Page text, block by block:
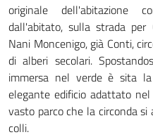
originale dell'abitazione
dall'abitato, sulla strada per
Nani Moncenigo, già Conti,
di alberi secolari.
immersa nel verde è sita
elegante edificio adattato
vasto parco che la circonda
colli.